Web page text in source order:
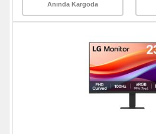
Anında Kargoda